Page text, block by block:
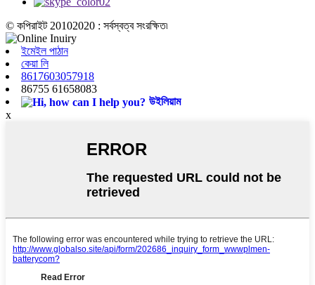
© কপিরাইট 20102020 : সর্বস্বত্ব সংরক্ষিত৷
ইমেইল পাঠান
কেয়া লি
8617603057918
86755 61658083
উইলিয়াম
x